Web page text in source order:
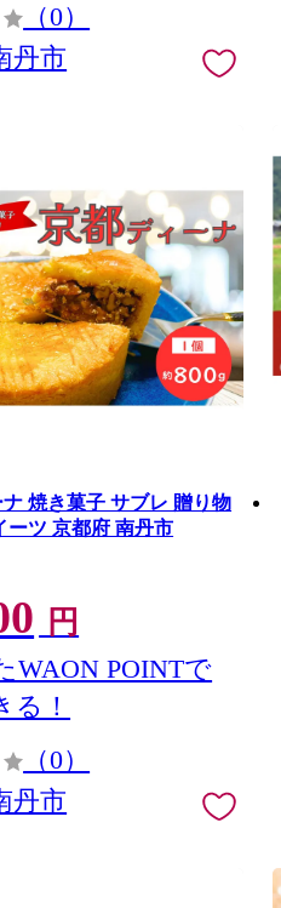
（0）
丹市
焼き菓子 サブレ 贈り物
ーツ 京都府 南丹市
円
WAON POINTで
る！
（0）
丹市